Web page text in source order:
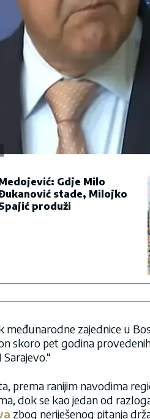
Gdje Milo
stade, Milojko
produži
međunarodne zajednice u
skoro pet godina
prema ranijim navodima
dok se kao jedan od
zbog neriješenog pitanja